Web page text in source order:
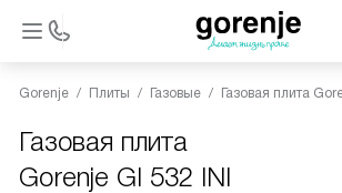
Gorenje Плиты Газовые Газовая плита
Газовая плита
Gorenje GI 532 INI